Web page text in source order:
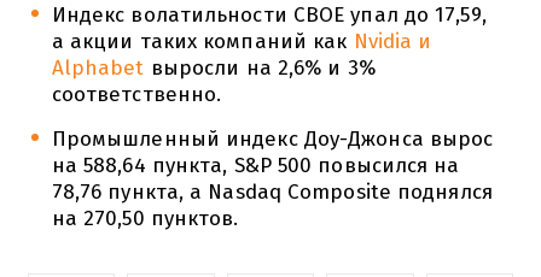
Индекс волатильности CBOE упал до 17,59,
а акции таких компаний как Nvidia и
Alphabet выросли на 2,6% и 3%
соответственно.
Промышленный индекс Доу-Джонса вырос
на 588,64 пункта, S&P 500 повысился на
78,76 пункта, а Nasdaq Composite поднялся
на 270,50 пунктов.